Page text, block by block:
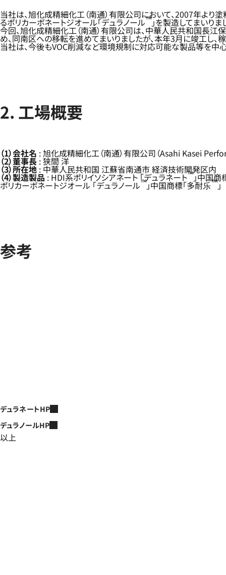
当社は、旭化成精細化工（南通）有限公司において、2007年より
るポリカーボネートジオール「デュラノール™」を製造してまいりま
今回、旭化成精細化工（南通）有限公司は、中華人民共和国長
め、同南区への移転を進めてまいりましたが、本年3月に竣工し
当社は、今後もVOC削減など環境規制に対応可能な製品等を中
2. 工場概要
（1）会社名 : 旭化成精細化工（南通）有限公司（Asahi Kasei
（2）董事長 : 狭間 洋
（3）所在地 : 中華人民共和国 江蘇省南通市 経済技術開発区内
（4）製造製品: HDI系ポリイソシアネート 「デュラネート™」中国商
ポリカーボネートジオール 「デュラノール™」中国商標「多耐乐™」
参考
デュラネートHP
デュラノールHP
以上